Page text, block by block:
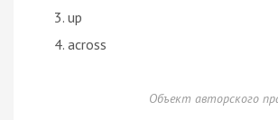
up
across
Объект авторского